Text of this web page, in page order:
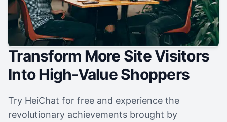
Transform More Site Visitors
Into High-Value Shoppers
Try HeiChat for free and experience the
revolutionary achievements brought by